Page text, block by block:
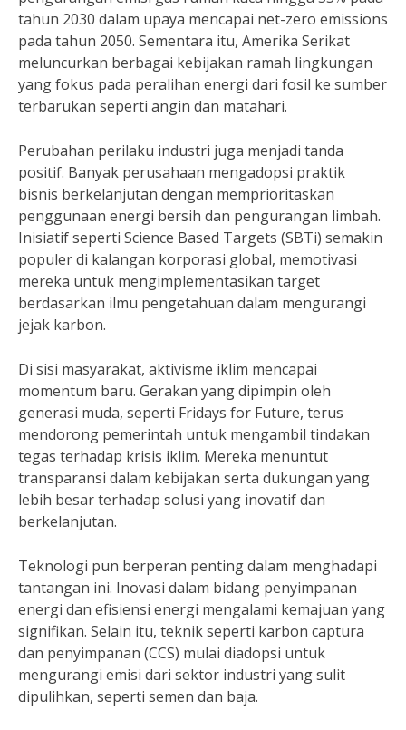
tahun 2030 dalam upaya mencapai net-zero emissions
pada tahun 2050. Sementara itu, Amerika Serikat
meluncurkan berbagai kebijakan ramah lingkungan
yang fokus pada peralihan energi dari fosil ke sumber
terbarukan seperti angin dan matahari.
Perubahan perilaku industri juga menjadi tanda
positif. Banyak perusahaan mengadopsi praktik
bisnis berkelanjutan dengan memprioritaskan
penggunaan energi bersih dan pengurangan limbah.
Inisiatif seperti Science Based Targets (SBTi) semakin
populer di kalangan korporasi global, memotivasi
mereka untuk mengimplementasikan target
berdasarkan ilmu pengetahuan dalam mengurangi
jejak karbon.
Di sisi masyarakat, aktivisme iklim mencapai
momentum baru. Gerakan yang dipimpin oleh
generasi muda, seperti Fridays for Future, terus
mendorong pemerintah untuk mengambil tindakan
tegas terhadap krisis iklim. Mereka menuntut
transparansi dalam kebijakan serta dukungan yang
lebih besar terhadap solusi yang inovatif dan
berkelanjutan.
Teknologi pun berperan penting dalam menghadapi
tantangan ini. Inovasi dalam bidang penyimpanan
energi dan efisiensi energi mengalami kemajuan yang
signifikan. Selain itu, teknik seperti karbon captura
dan penyimpanan (CCS) mulai diadopsi untuk
mengurangi emisi dari sektor industri yang sulit
dipulihkan, seperti semen dan baja.